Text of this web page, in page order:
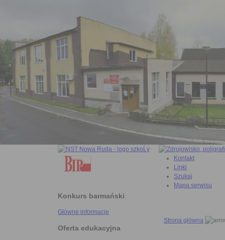
Konkurs barmański
Główne informacje
Oferta edukacyjna
Kontakt
Linki
Szukaj
Mapa serwisu
Strona główna